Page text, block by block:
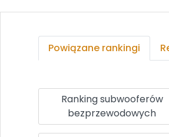
Powiązane rankingi
Ranking subwooferów
bezprzewodowych